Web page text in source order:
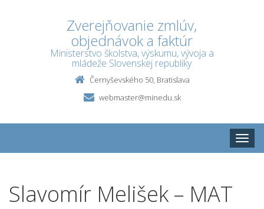
Zverejňovanie zmlúv,
objednávok a faktúr
Ministerstvo školstva, výskumu, vývoja a
mládeže Slovenskej republiky
Černyševského 50, Bratislava
webmaster@minedu.sk
Toggle
Slavomír Melišek – MAT